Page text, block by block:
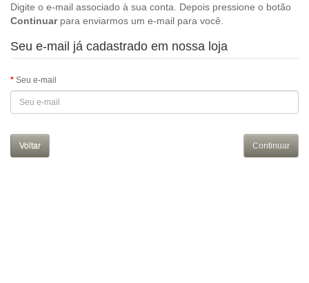
Digite o e-mail associado à sua conta. Depois pressione o botão
Continuarpara enviarmos um e-mail para você.
Seu e-mail já cadastrado em nossa loja
Seu e-mail
Voltar